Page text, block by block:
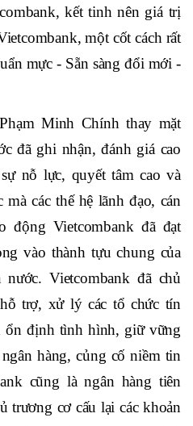
Nam, nay là Ngân hàng
Nam (Vietcombank). Hành
thấm đẫm công sức và trí
niềm tin và tình yêu của
kết tinh nên giá trị
một cốt cách rất
mực - Sẵn sàng đổi mới -
Minh Chính thay mặt
đã ghi nhận, đánh giá cao
nỗ lực, quyết tâm cao và
các thế hệ lãnh đạo, cán
động Vietcombank đã đạt
vào thành tựu chung của
Vietcombank đã chủ
trợ, xử lý các tổ chức tín